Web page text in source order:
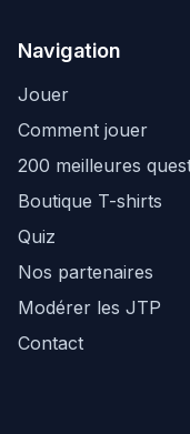
Navigation
Jouer
Comment jouer
200 meilleures
Boutique T-shirts
Quiz
Nos partenaires
Modérer les JTP
Contact